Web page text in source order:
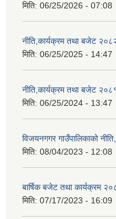
मिति: 06/25/2026 - 07:08
नीति,कार्यक्रम तथा बजेट
मिति: 06/25/2025 - 14:47
नीति,कार्यक्रम तथा बजेट
मिति: 06/25/2024 - 13:47
विजयनगगर गाउँपालिकाको
मिति: 08/04/2023 - 12:08
बार्षिक बजेट तथा कार्यक्रम
मिति: 07/17/2023 - 16:09